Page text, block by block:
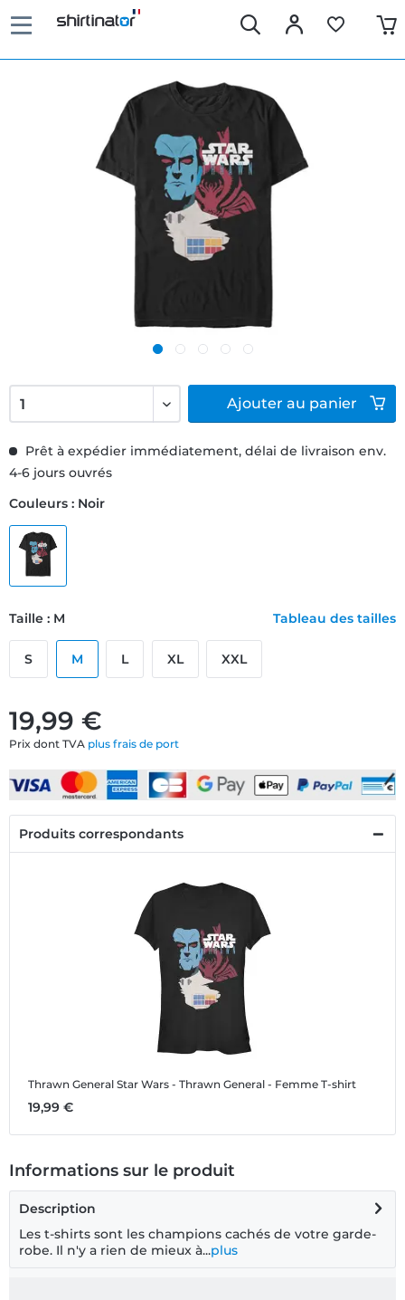
19,99 €
Prix dont TVA plus frais de port
Prêt à expédier immédiatement, délai de livraison env.
4-6 jours ouvrés
Couleurs : Noir
Taille : M Tableau des tailles
S M L XL XXL
Ajouter au panier
Produits correspondants
Thrawn General Star Wars - Thrawn General - Femme T-shirt
19,99 €
Informations sur le produit
Description
Les t-shirts sont les champions cachés de votre garde-
robe. Il n'y a rien de mieux à...plus